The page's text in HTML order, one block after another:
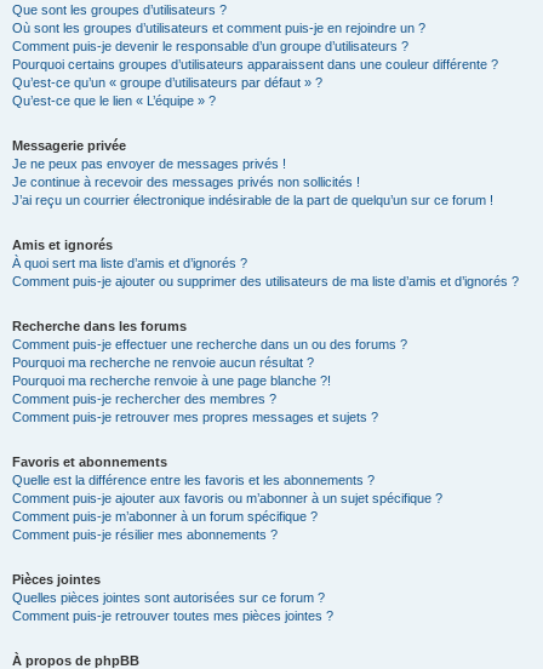
Que sont les groupes d’utilisateurs ?
Où sont les groupes d’utilisateurs et comment puis-je en rejoindre un ?
Comment puis-je devenir le responsable d’un groupe d’utilisateurs ?
Pourquoi certains groupes d’utilisateurs apparaissent dans une couleur différente ?
Qu’est-ce qu’un « groupe d’utilisateurs par défaut » ?
Qu’est-ce que le lien « L’équipe » ?
Messagerie privée
Je ne peux pas envoyer de messages privés !
Je continue à recevoir des messages privés non sollicités !
J’ai reçu un courrier électronique indésirable de la part de quelqu’un sur ce forum !
Amis et ignorés
À quoi sert ma liste d’amis et d’ignorés ?
Comment puis-je ajouter ou supprimer des utilisateurs de ma liste d’amis et d’ignorés ?
Recherche dans les forums
Comment puis-je effectuer une recherche dans un ou des forums ?
Pourquoi ma recherche ne renvoie aucun résultat ?
Pourquoi ma recherche renvoie à une page blanche ?!
Comment puis-je rechercher des membres ?
Comment puis-je retrouver mes propres messages et sujets ?
Favoris et abonnements
Quelle est la différence entre les favoris et les abonnements ?
Comment puis-je ajouter aux favoris ou m’abonner à un sujet spécifique ?
Comment puis-je m’abonner à un forum spécifique ?
Comment puis-je résilier mes abonnements ?
Pièces jointes
Quelles pièces jointes sont autorisées sur ce forum ?
Comment puis-je retrouver toutes mes pièces jointes ?
À propos de phpBB